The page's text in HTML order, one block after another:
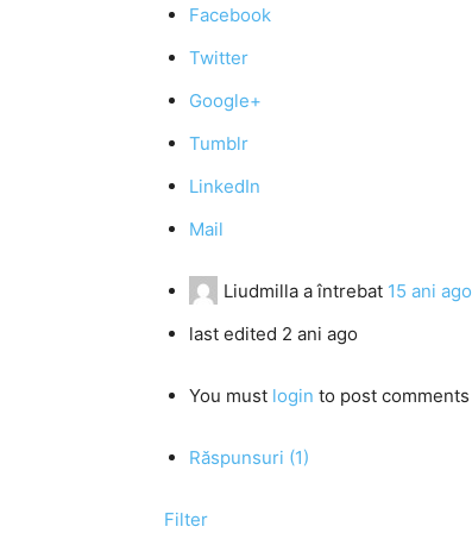
Facebook
Twitter
Google+
Tumblr
LinkedIn
Mail
Liudmilla a întrebat 15 ani ago
last edited 2 ani ago
You must login to post comments
Răspunsuri (1)
Filter